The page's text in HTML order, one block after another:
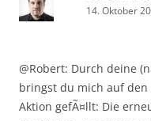
14. Oktober
@Robert: Durch deine
bringst du mich auf
Aktion gefÃ¤llt: Die